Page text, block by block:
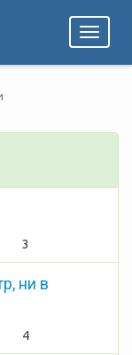
Toggle
3
ни в
4